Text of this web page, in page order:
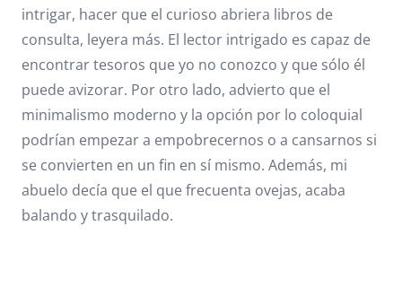
intrigar, hacer que el curioso abriera libros de
consulta, leyera más. El lector intrigado es capaz de
encontrar tesoros que yo no conozco y que sólo él
puede avizorar. Por otro lado, advierto que el
minimalismo moderno y la opción por lo coloquial
podrían empezar a empobrecernos o a cansarnos si
se convierten en un fin en sí mismo. Además, mi
abuelo decía que el que frecuenta ovejas, acaba
balando y trasquilado.